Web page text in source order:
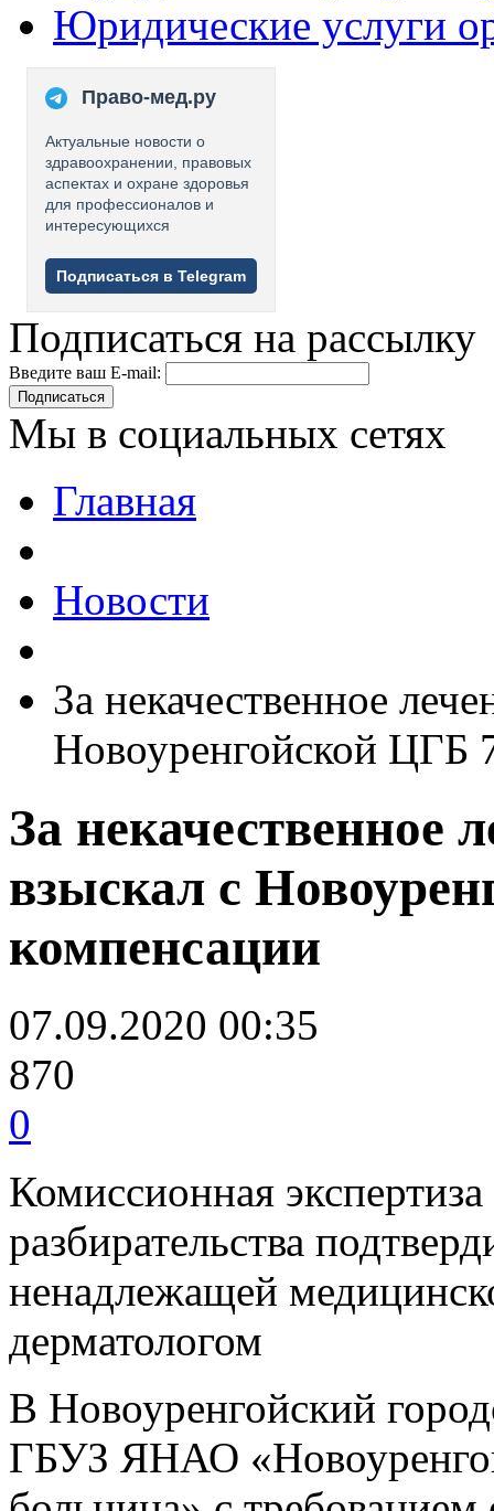
Юридические услуги
Право-мед.ру
Актуальные новости о
здравоохранении, правовых
аспектах и охране здоровья
для профессионалов и
интересующихся
Подписаться в Telegram
Подписаться на рассылку
Введите ваш E-mail:
Подписаться
Мы в социальных сетях
Главная
Новости
За некачественное
Новоуренгойской ЦГБ
За некачественное
взыскал с
компенсации
07.09.2020 00:35
870
0
Комиссионная
разбирательства
ненадлежащей
дерматологом
В Новоуренгойский
ГБУЗ ЯНАО